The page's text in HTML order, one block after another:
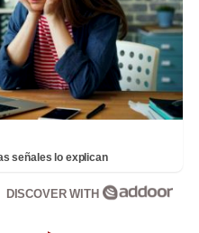
señales lo explican
DISCOVER WITH